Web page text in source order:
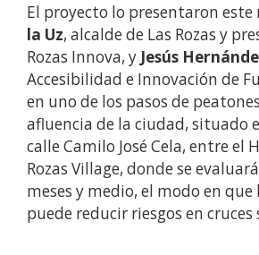
El proyecto lo presentaron este
la Uz, alcalde de Las Rozas y
Rozas Innova, y Jesús
Accesibilidad e Innovación de
en uno de los pasos de
afluencia de la ciudad, situado
calle Camilo José Cela, entre el
Rozas Village, donde se
meses y medio, el modo en
puede reducir riesgos en cruces